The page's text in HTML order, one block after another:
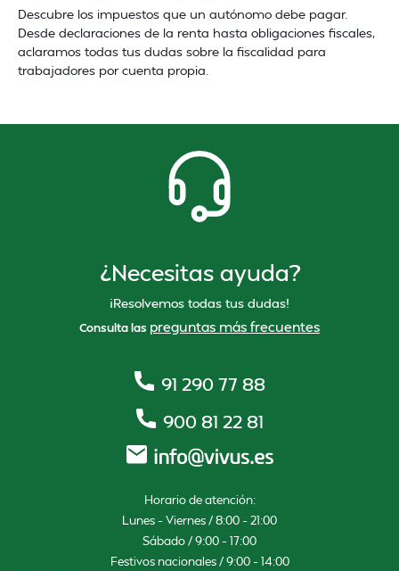
Descubre los impuestos que un autónomo debe pagar.
Desde declaraciones de la renta hasta obligaciones fiscales,
aclaramos todas tus dudas sobre la fiscalidad para
trabajadores por cuenta propia.
¿Necesitas ayuda?
¡Resolvemos todas tus dudas!
Consulta las preguntas más frecuentes
91 290 77 88
900 81 22 81
Horario de atención:
Lunes – Viernes / 8:00 – 21:00
Sábado / 9:00 – 17:00
Festivos nacionales / 9:00 – 14:00